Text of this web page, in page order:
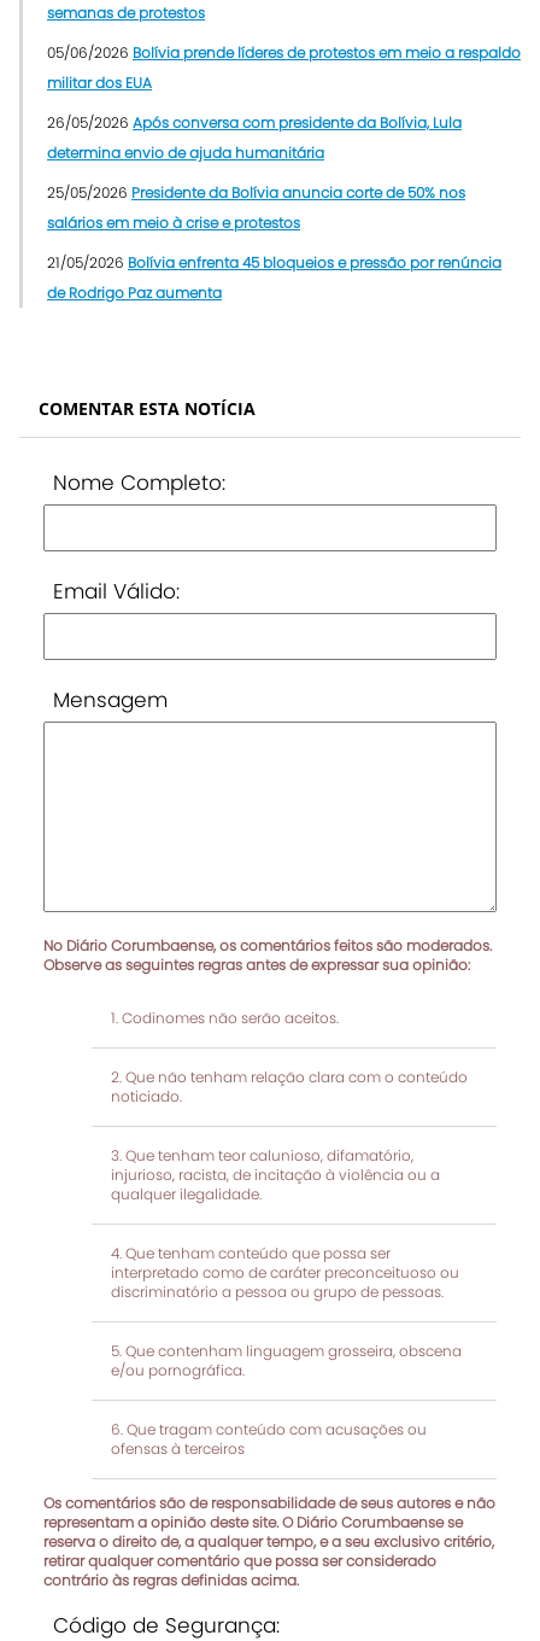
semanas de protestos
05/06/2026 Bolívia prende líderes de protestos em meio a respaldo
militar dos EUA
26/05/2026 Após conversa com presidente da Bolívia, Lula
determina envio de ajuda humanitária
25/05/2026 Presidente da Bolívia anuncia corte de 50% nos
salários em meio à crise e protestos
21/05/2026 Bolívia enfrenta 45 bloqueios e pressão por renúncia
de Rodrigo Paz aumenta
COMENTAR ESTA NOTÍCIA
Nome Completo:
Email Válido:
Mensagem
No Diário Corumbaense, os comentários feitos são moderados.
Observe as seguintes regras antes de expressar sua opinião:
Codinomes não serão aceitos.
Que não tenham relação clara com o conteúdo
noticiado.
Que tenham teor calunioso, difamatório,
injurioso, racista, de incitação à violência ou a
qualquer ilegalidade.
Que tenham conteúdo que possa ser
interpretado como de caráter preconceituoso ou
discriminatório a pessoa ou grupo de pessoas.
Que contenham linguagem grosseira, obscena
e/ou pornográfica.
Que tragam conteúdo com acusações ou
ofensas à terceiros
Os comentários são de responsabilidade de seus autores e não
representam a opinião deste site. O Diário Corumbaense se
reserva o direito de, a qualquer tempo, e a seu exclusivo critério,
retirar qualquer comentário que possa ser considerado
contrário às regras definidas acima.
Código de Segurança: